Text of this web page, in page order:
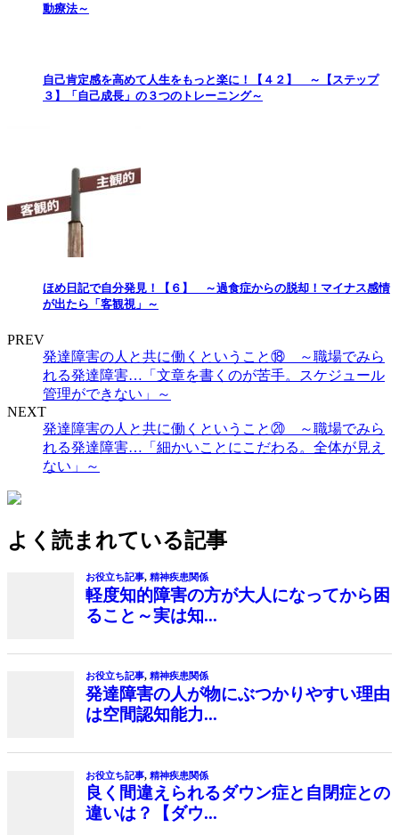
動療法～
自己肯定感を高めて人生をもっと楽に！【４２】 ～【ステップ
３】「自己成長」の３つのトレーニング～
ほめ日記で自分発見！【６】 ～過食症からの脱却！マイナス感情
が出たら「客観視」～
PREV
発達障害の人と共に働くということ⑱ ～職場でみら
れる発達障害…「文章を書くのが苦手。スケジュール
管理ができない」～
NEXT
発達障害の人と共に働くということ⑳ ～職場でみら
れる発達障害…「細かいことにこだわる。全体が見え
ない」～
よく読まれている記事